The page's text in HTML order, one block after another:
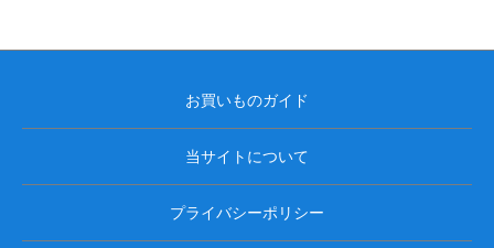
お買いものガイド
当サイトについて
プライバシーポリシー